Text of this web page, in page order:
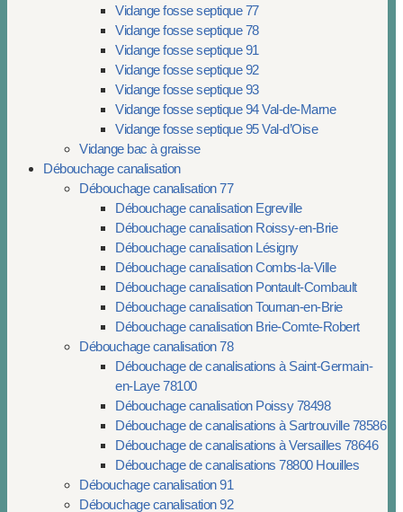
Vidange fosse septique 77
Vidange fosse septique 78
Vidange fosse septique 91
Vidange fosse septique 92
Vidange fosse septique 93
Vidange fosse septique 94 Val-de-Marne
Vidange fosse septique 95 Val-d’Oise
Vidange bac à graisse
Débouchage canalisation
Débouchage canalisation 77
Débouchage canalisation Egreville
Débouchage canalisation Roissy-en-Brie
Débouchage canalisation Lésigny
Débouchage canalisation Combs-la-Ville
Débouchage canalisation Pontault-Combault
Débouchage canalisation Tournan-en-Brie
Débouchage canalisation Brie-Comte-Robert
Débouchage canalisation 78
Débouchage de canalisations à Saint-Germain-
en-Laye 78100
Débouchage canalisation Poissy 78498
Débouchage de canalisations à Sartrouville 78586
Débouchage de canalisations à Versailles 78646
Débouchage de canalisations 78800 Houilles
Débouchage canalisation 91
Débouchage canalisation 92